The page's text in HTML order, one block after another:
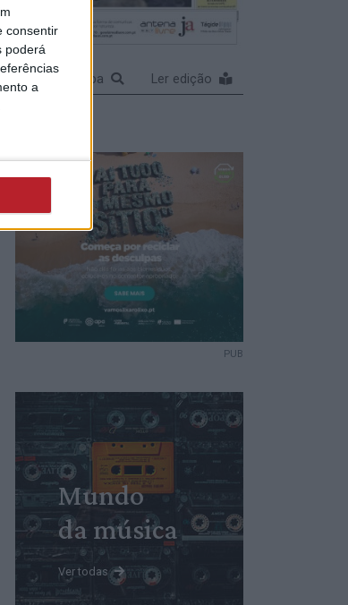
consentir
poderá
aAmpliar capa Ler edição
PUB
Mundo
da música
Ver todas